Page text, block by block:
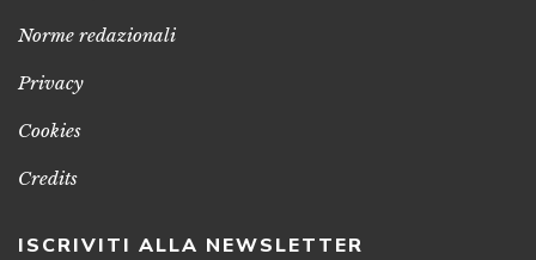
Norme redazionali
Privacy
Cookies
Credits
ISCRIVITI ALLA NEWSLETTER